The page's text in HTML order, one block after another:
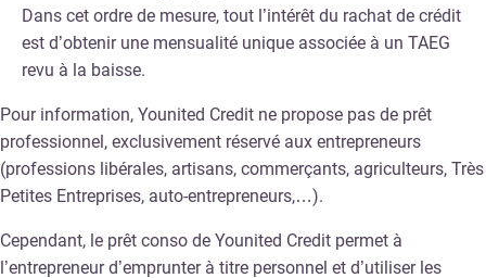
Dans cet ordre de mesure, tout l’intérêt du rachat de crédit
est d’obtenir une mensualité unique associée à un TAEG
revu à la baisse.
Pour information, Younited Credit ne propose pas de prêt
professionnel, exclusivement réservé aux entrepreneurs
(professions libérales, artisans, commerçants, agriculteurs, Très
Petites Entreprises, auto-entrepreneurs,…).
Cependant, le prêt conso de Younited Credit permet à
l’entrepreneur d’emprunter à titre personnel et d’utiliser les